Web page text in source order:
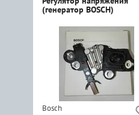
(генератор BOSCH)
Bosch